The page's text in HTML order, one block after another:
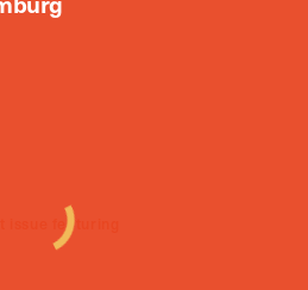
issue featuring